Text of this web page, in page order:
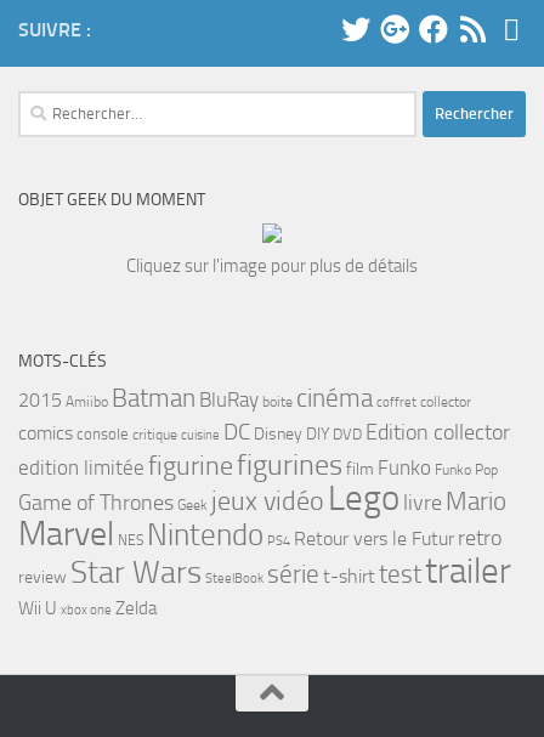
SUIVRE :
Rechercher :
OBJET GEEK DU MOMENT
Cliquez sur l'image pour plus de détails
MOTS-CLÉS
2015 Amiibo Batman BluRay boite cinéma coffret collector
comics console critique cuisine DC Disney DIY DVD Edition collector
edition limitée figurinefigurines film Funko Funko Pop
Game of Thrones Geek jeux vidéo Lego livre Mario
Marvel NES Nintendo PS4 Retour vers le Futur retro
review Star Wars SteelBook série t-shirttesttrailer
Wii U xbox one Zelda